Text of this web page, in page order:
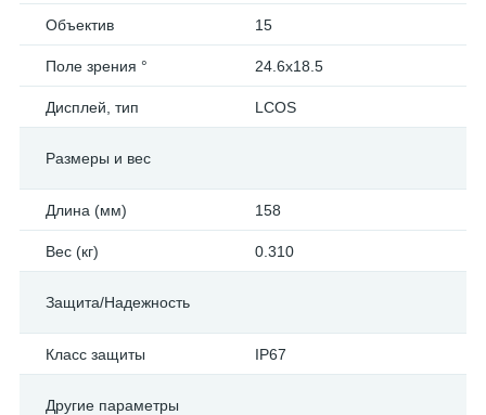
Объектив 15
Поле зрения ° 24.6x18.5
Дисплей, тип LCOS
Размеры и вес
Длина (мм) 158
Вес (кг) 0.310
Защита/Надежность
Класс защиты IP67
Другие параметры